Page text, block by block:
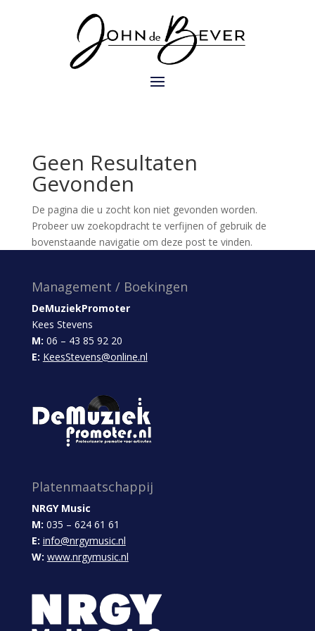
Geen Resultaten
Gevonden
De pagina die u zocht kon niet gevonden worden.
Probeer uw zoekopdracht te verfijnen of gebruik de
bovenstaande navigatie om deze post te vinden.
Management / Boekingen
DeMuziekPromoter
Kees Stevens
M: 06 – 43 85 92 20
E: KeesStevens@online.nl
Platenmaatschappij
NRGY Music
M: 035 – 624 61 61
E: info@nrgymusic.nl
W: www.nrgymusic.nl